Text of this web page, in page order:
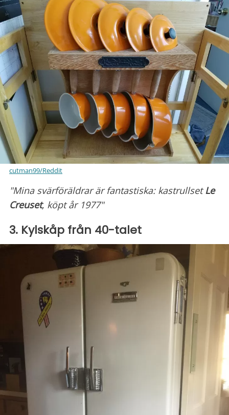
cutman99/Reddit
"Mina svärföräldrar är fantastiska: kastrullsetLe
Creuset, köpt år 1977"
3. Kylskåp från 40-talet